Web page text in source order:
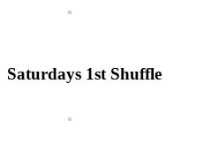
Saturdays 1st Shuffle